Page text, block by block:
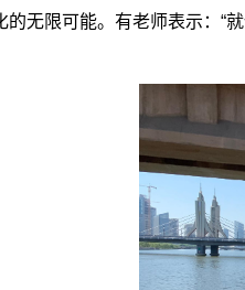
的无限可能。有老师表示： “